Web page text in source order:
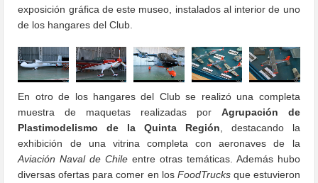
exposición gráfica de este museo, instalados al interior de uno
de los hangares del Club.
En otro de los hangares del Club se realizó una completa
muestra de maquetas realizadas por Agrupación de
Plastimodelismo de la Quinta Región , destacando la
exhibición de una vitrina completa con aeronaves de la
Aviación Naval de Chile entre otras temáticas. Además hubo
diversas ofertas para comer en los FoodTrucksque estuvieron